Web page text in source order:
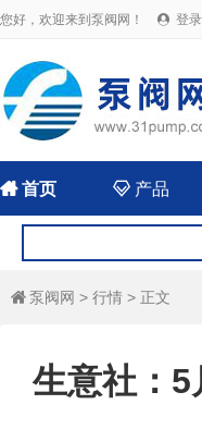
您好，欢迎来到泵阀网！  登
首页  产品
 泵阀网 > 行情 > 正文
生意社：